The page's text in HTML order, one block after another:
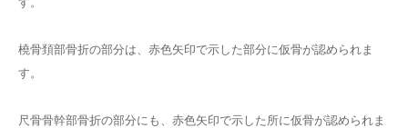
橈骨頚部骨折の部分は、赤色矢印で示した部分に仮骨が認められま
す。
尺骨骨幹部骨折の部分にも、赤色矢印で示した所に仮骨が認められま